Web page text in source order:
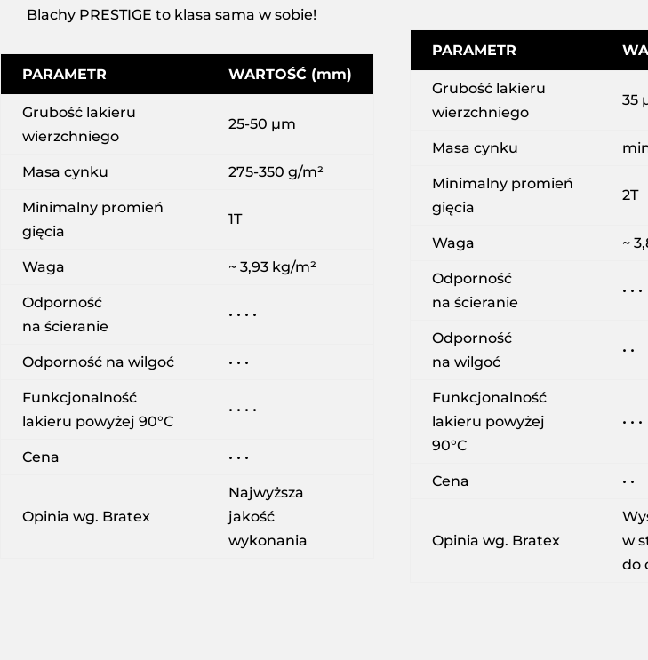
Blachy PRESTIGE to klasa sama w sobie!
PARAMETR WARTOŚĆ (mm)
Grubość lakieru
wierzchniego
25-50 µm
Masa cynku 275-350 g/m²
Minimalny promień
gięcia
1T
Waga ~ 3,93 kg/m²
Odporność
na ścieranie
• • • •
Odporność na wilgoć • • •
Funkcjonalność
lakieru powyżej 90°C
• • • •
Cena • • •
Opinia wg. Bratex
Najwyższa
jakość
wykonania
PARAMETR
Grubość lakieru
wierzchniego
35
Masa cynku
Minimalny promień
gięcia
2T
Waga ~
Odporność
na ścieranie
• • •
Odporność
na wilgoć
• •
Funkcjonalność
lakieru powyżej
90°C
• • •
Cena • •
Opinia wg. Bratex
w
do